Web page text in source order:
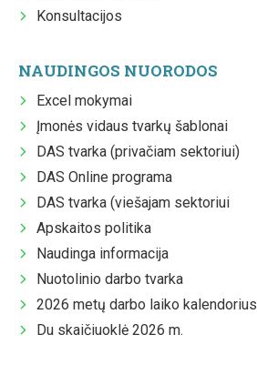
Konsultacijos
NAUDINGOS NUORODOS
Excel mokymai
Įmonės vidaus tvarkų šablonai
DAS tvarka (privačiam sektoriui)
DAS Online programa
DAS tvarka (viešajam sektoriui
Apskaitos politika
Naudinga informacija
Nuotolinio darbo tvarka
2026 metų darbo laiko kalendorius
Du skaičiuoklė 2026 m.